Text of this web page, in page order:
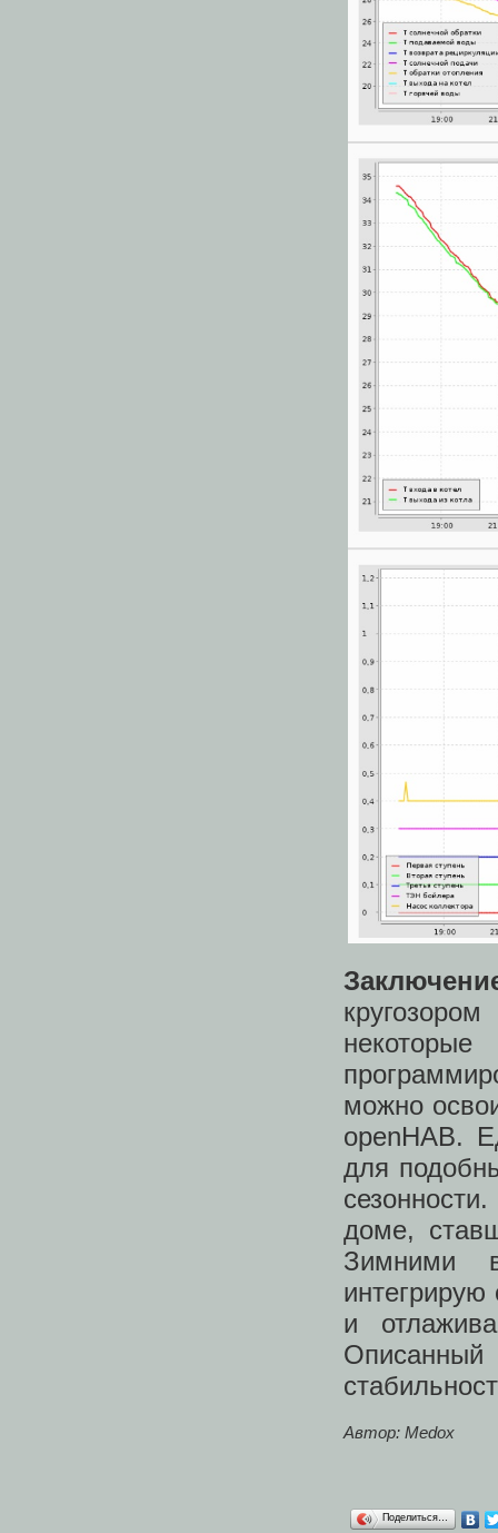
можно
openHAB.
для
доме,
Зимними
и
Автор: Medox
Поделиться…